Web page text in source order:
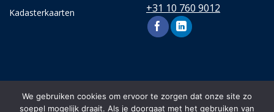
Kadasterkaarten
+31 10 760 9012
We gebruiken cookies om ervoor te zorgen dat onze site zo
soepel mogelijk draait. Als je doorgaat met het gebruiken van